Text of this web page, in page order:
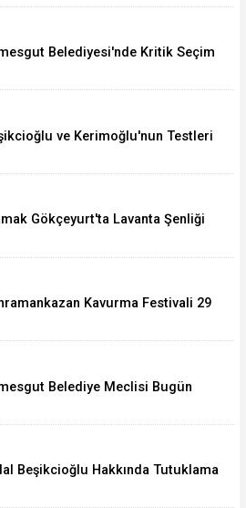
Belediyesi'nde Kritik Seçim
ve Kerimoğlu'nun Testleri
Gökçeyurt'ta Lavanta Şenliği
Kavurma Festivali 29
Belediye Meclisi Bugün
Beşikcioğlu Hakkında Tutuklama